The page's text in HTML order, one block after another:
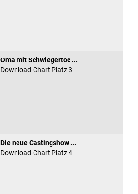
Oma mit Schwiegertoc ...
Download-Chart Platz 3
Die neue Castingshow ...
Download-Chart Platz 4